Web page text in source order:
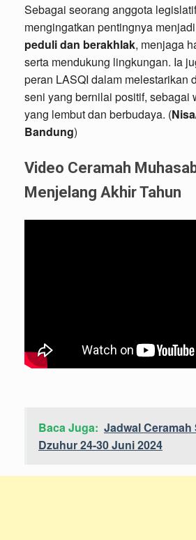
Sebagai seorang anggota
mengingatkan pentingnya
peduli dan berakhlak, menjaga
serta mendukung lingkungan. Ia
peran LASQI dalam melestarikan
seni yang bernilai positif, sebagai
yang lembut dan berbudaya. (
Bandung)
Video Ceramah
Menjelang Akhir Tahun
Baca Juga: Jadwal
Dzuhur 24-30 Juni 2024